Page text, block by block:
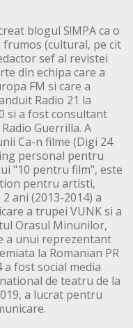
blogul S!MPA ca o
frumos (cultural, pe cit
sef al revistei
din echipa care a
FM si care a
Radio 21 la
si a fost consultant
Guerrilla. A
Ca-n filme (Digi 24
personal pentru
"10 pentru film", este
pentru artisti,
ani (2013-2014) a
a trupei VUNK si a
Orasul Minunilor,
a unui reprezentant
la Romanian PR
a fost social media
de teatru de la
a lucrat pentru